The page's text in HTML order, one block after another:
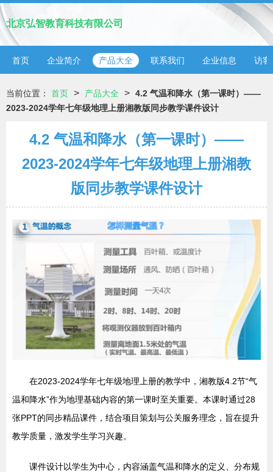
北京弘智教育科技有限公司
首页 企业简介 产品大全 联系我们 企业信息 访客
当前位置： 首页 > 产品大全 > 4.2 气温和降水（第一课时）——
2023-2024学年七年级地理上册湘教版同步教学课件设计
4.2 气温和降水（第一课时）——
2023-2024学年七年级地理上册湘教
版同步教学课件设计
在2023-2024学年七年级地理上册的教学中，湘教版4.2节“气
温和降水”作为地理基础内容的第一课时至关重要。本课时通过28
张PPT的同步精品课件，结合项目策划与公关服务理念，旨在提升
教学质量，激发学生学习兴趣。
课件设计以学生为中心，内容涵盖气温和降水的定义、分布规